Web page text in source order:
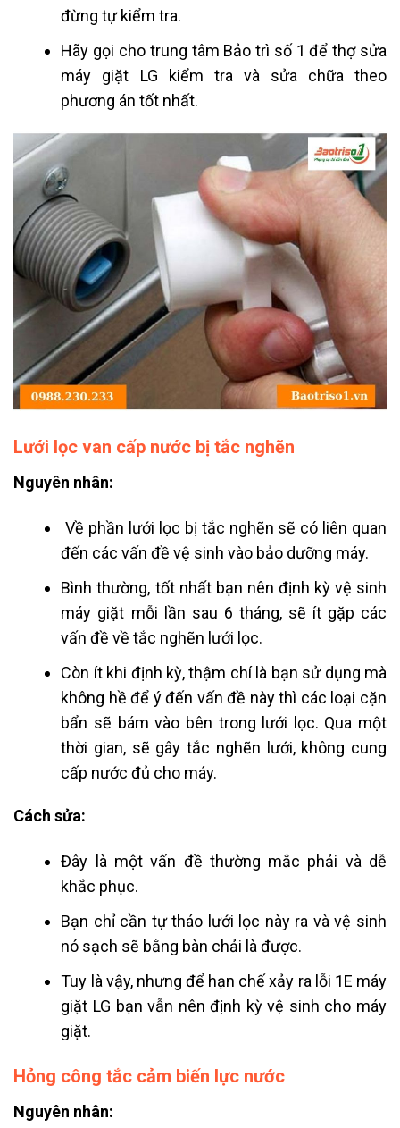
đừng tự kiểm tra.
Hãy gọi cho trung tâm Bảo trì số 1 để thợ sửa
máy giặt LG kiểm tra và sửa chữa theo
phương án tốt nhất.
Lưới lọc van cấp nước bị tắc nghẽn
Nguyên nhân:
Về phần lưới lọc bị tắc nghẽn sẽ có liên quan
đến các vấn đề vệ sinh vào bảo dưỡng máy.
Bình thường, tốt nhất bạn nên định kỳ vệ sinh
máy giặt mỗi lần sau 6 tháng, sẽ ít gặp các
vấn đề về tắc nghẽn lưới lọc.
Còn ít khi định kỳ, thậm chí là bạn sử dụng mà
không hề để ý đến vấn đề này thì các loại cặn
bẩn sẽ bám vào bên trong lưới lọc. Qua một
thời gian, sẽ gây tắc nghẽn lưới, không cung
cấp nước đủ cho máy.
Cách sửa:
Đây là một vấn đề thường mắc phải và dễ
khắc phục.
Bạn chỉ cần tự tháo lưới lọc này ra và vệ sinh
nó sạch sẽ bằng bàn chải là được.
Tuy là vậy, nhưng để hạn chế xảy ra lỗi 1E máy
giặt LG bạn vẫn nên định kỳ vệ sinh cho máy
giặt.
Hỏng công tắc cảm biến lực nước
Nguyên nhân: